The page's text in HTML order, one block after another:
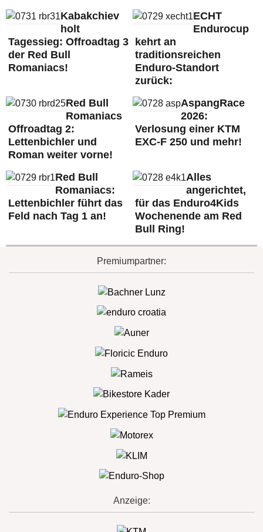
Kabakchiev
holt
Tagessieg: Offroadtag 3
der Red Bull
Romaniacs!
ECHT
Endurocup
kehrt an
traditionsreichen
Enduro-Standort
zurück:
Red Bull
Romaniacs
Offroadtag 2:
Lettenbichler und
Roman weiter vorne!
AspangRace
2026:
Verlosung einer KTM
EXC-F 250 und mehr!
Red Bull
Romaniacs:
Lettenbichler führt das
Feld nach Tag 1 an!
Alles
angerichtet,
für das Enduro4Kids
Wochenende am Red
Bull Ring!
Premiumpartner:
Anzeige: